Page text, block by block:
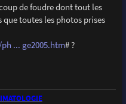
de foudre dont tout les
toutes les photos prises
... ge2005.htm# ?